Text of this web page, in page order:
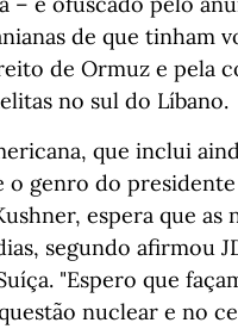
de que tinham
de Ormuz e pela
no sul do Líbano.
que inclui
o genro do
espera que as
segundo afirmou
"Espero que
nuclear e no